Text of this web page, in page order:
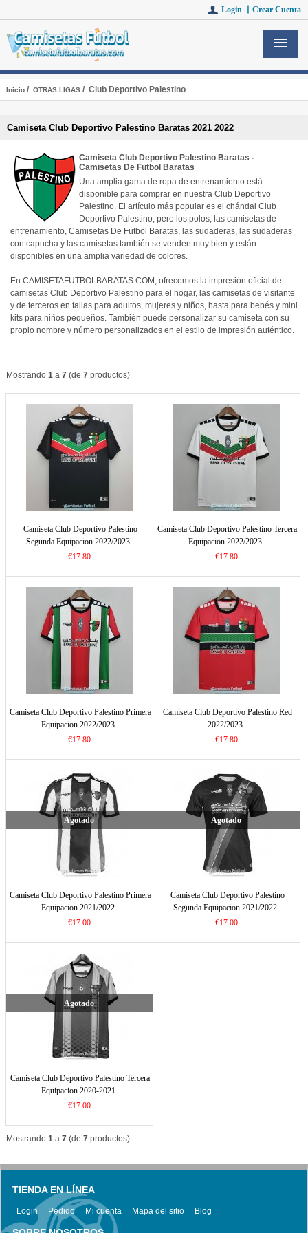
Login 丨 Crear Cuenta
Inicio/ OTRAS LIGAS/ Club Deportivo Palestino
Camiseta Club Deportivo Palestino Baratas 2021 2022
Camiseta Club Deportivo Palestino Baratas -
Camisetas De Futbol Baratas
Una amplia gama de ropa de entrenamiento está
disponible para comprar en nuestra Club Deportivo
Palestino. El artículo más popular es el chándal Club
Deportivo Palestino, pero los polos, las camisetas de
entrenamiento, Camisetas De Futbol Baratas, las sudaderas, las sudaderas
con capucha y las camisetas también se venden muy bien y están
disponibles en una amplia variedad de colores.
En CAMISETAFUTBOLBARATAS.COM, ofrecemos la impresión oficial de
camisetas Club Deportivo Palestino para el hogar, las camisetas de visitante
y de terceros en tallas para adultos, mujeres y niños, hasta para bebés y mini
kits para niños pequeños. También puede personalizar su camiseta con su
propio nombre y número personalizados en el estilo de impresión auténtico.
Mostrando 1a 7(de 7productos)
Camiseta Club Deportivo Palestino
Segunda Equipacion 2022/2023
€17.80
Camiseta Club Deportivo Palestino Tercera
Equipacion 2022/2023
€17.80
Camiseta Club Deportivo Palestino Primera
Equipacion 2022/2023
€17.80
Camiseta Club Deportivo Palestino Red
2022/2023
€17.80
Agotado
Camiseta Club Deportivo Palestino Primera
Equipacion 2021/2022
€17.00
Agotado
Camiseta Club Deportivo Palestino
Segunda Equipacion 2021/2022
€17.00
Agotado
Camiseta Club Deportivo Palestino Tercera
Equipacion 2020-2021
€17.00
Mostrando 1a 7(de 7productos)
TIENDA EN LÍNEA
Login Pedido Mi cuenta Mapa del sitio Blog